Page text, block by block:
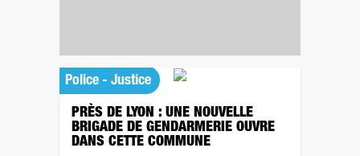
Police - Justice
PRÈS DE LYON : UNE NOUVELLE
BRIGADE DE GENDARMERIE OUVRE
DANS CETTE COMMUNE